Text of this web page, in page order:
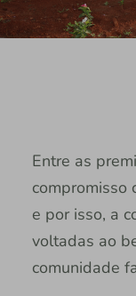
Entre as
compromisso
e por isso, a
voltadas ao
comunidade